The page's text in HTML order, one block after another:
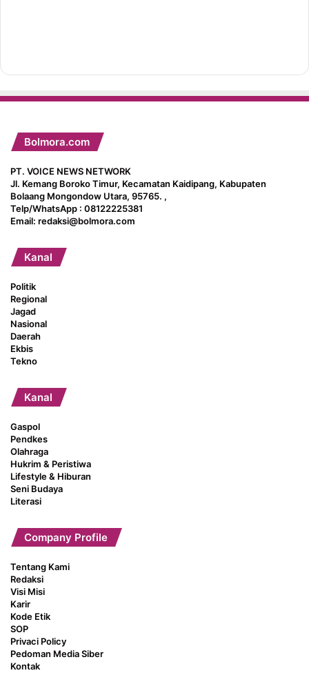
Bolmora.com
PT. VOICE NEWS NETWORK
Jl. Kemang Boroko Timur, Kecamatan Kaidipang, Kabupaten
Bolaang Mongondow Utara, 95765. ,
Telp/WhatsApp : 08122225381
Email: redaksi@bolmora.com
Kanal
Politik
Regional
Jagad
Nasional
Daerah
Ekbis
Tekno
Kanal
Gaspol
Pendkes
Olahraga
Hukrim & Peristiwa
Lifestyle & Hiburan
Seni Budaya
Literasi
Company Profile
Tentang Kami
Redaksi
Visi Misi
Karir
Kode Etik
SOP
Privaci Policy
Pedoman Media Siber
Kontak